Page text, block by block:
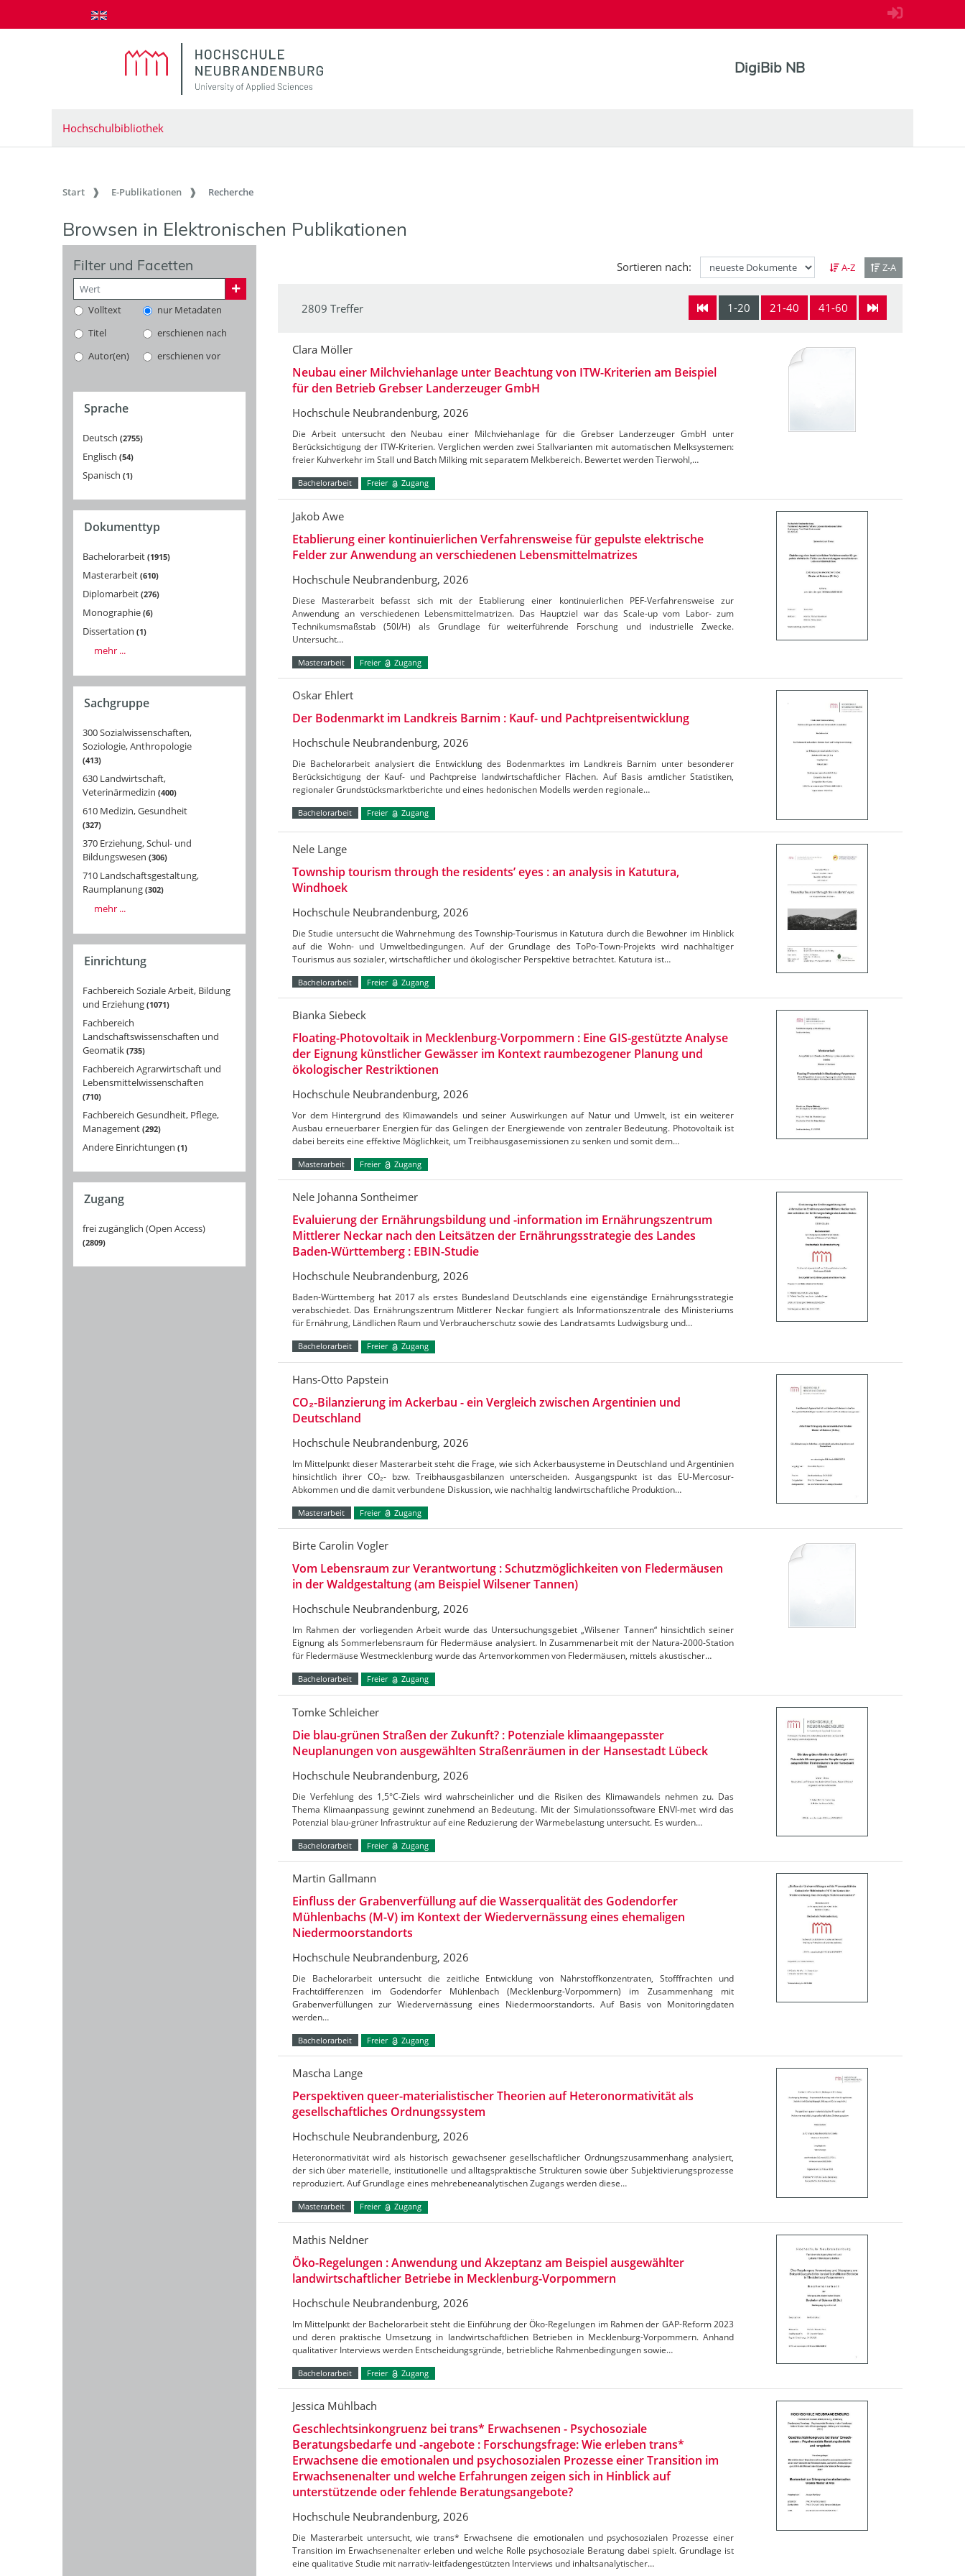
zum Inhalt springen
DigiBib NB
Hochschulbibliothek
Start E-Publikationen Recherche
Browsen in Elektronischen Publikationen
Filter und Facetten
Volltext
nur Metadaten
Titel
erschienen nach
Autor(en)
erschienen vor
Sprache
Deutsch 2755
Englisch 54
Spanisch 1
Dokumenttyp
Bachelorarbeit 1915
Masterarbeit 610
Diplomarbeit 276
Monographie 6
Dissertation 1
mehr ...
Sachgruppe
300 Sozialwissenschaften,
Soziologie, Anthropologie
413
630 Landwirtschaft,
Veterinärmedizin 400
610 Medizin, Gesundheit
327
370 Erziehung, Schul- und
Bildungswesen 306
710 Landschaftsgestaltung,
Raumplanung 302
mehr ...
Einrichtung
Fachbereich Soziale Arbeit, Bildung
und Erziehung 1071
Fachbereich
Landschaftswissenschaften und
Geomatik 735
Fachbereich Agrarwirtschaft und
Lebensmittelwissenschaften
710
Fachbereich Gesundheit, Pflege,
Management 292
Andere Einrichtungen 1
Zugang
frei zugänglich (Open Access)
2809
Sortieren nach: A-Z Z-A
1-20 21-40 41-60
2809 Treffer
Clara Möller
Neubau einer Milchviehanlage unter Beachtung von ITW-Kriterien am Beispiel
für den Betrieb Grebser Landerzeuger GmbH
Hochschule Neubrandenburg, 2026
Die Arbeit untersucht den Neubau einer Milchviehanlage für die Grebser Landerzeuger GmbH unter
Berücksichtigung der ITW-Kriterien. Verglichen werden zwei Stallvarianten mit automatischen Melksystemen:
freier Kuhverkehr im Stall und Batch Milking mit separatem Melkbereich. Bewertet werden Tierwohl,…
Bachelorarbeit Freier Zugang
Jakob Awe
Etablierung einer kontinuierlichen Verfahrensweise für gepulste elektrische
Felder zur Anwendung an verschiedenen Lebensmittelmatrizes
Hochschule Neubrandenburg, 2026
Diese Masterarbeit befasst sich mit der Etablierung einer kontinuierlichen PEF-Verfahrensweise zur
Anwendung an verschiedenen Lebensmittelmatrizen. Das Hauptziel war das Scale-up vom Labor- zum
Technikumsmaßstab (50l/H) als Grundlage für weiterführende Forschung und industrielle Zwecke.
Untersucht…
Masterarbeit Freier Zugang
Oskar Ehlert
Der Bodenmarkt im Landkreis Barnim : Kauf- und Pachtpreisentwicklung
Hochschule Neubrandenburg, 2026
Die Bachelorarbeit analysiert die Entwicklung des Bodenmarktes im Landkreis Barnim unter besonderer
Berücksichtigung der Kauf- und Pachtpreise landwirtschaftlicher Flächen. Auf Basis amtlicher Statistiken,
regionaler Grundstücksmarktberichte und eines hedonischen Modells werden regionale…
Bachelorarbeit Freier Zugang
Nele Lange
Township tourism through the residents’ eyes : an analysis in Katutura,
Windhoek
Hochschule Neubrandenburg, 2026
Die Studie untersucht die Wahrnehmung des Township-Tourismus in Katutura durch die Bewohner im Hinblick
auf die Wohn- und Umweltbedingungen. Auf der Grundlage des ToPo-Town-Projekts wird nachhaltiger
Tourismus aus sozialer, wirtschaftlicher und ökologischer Perspektive betrachtet. Katutura ist…
Bachelorarbeit Freier Zugang
Bianka Siebeck
Floating-Photovoltaik in Mecklenburg-Vorpommern : Eine GIS-gestützte Analyse
der Eignung künstlicher Gewässer im Kontext raumbezogener Planung und
ökologischer Restriktionen
Hochschule Neubrandenburg, 2026
Vor dem Hintergrund des Klimawandels und seiner Auswirkungen auf Natur und Umwelt, ist ein weiterer
Ausbau erneuerbarer Energien für das Gelingen der Energiewende von zentraler Bedeutung. Photovoltaik ist
dabei bereits eine effektive Möglichkeit, um Treibhausgasemissionen zu senken und somit dem…
Masterarbeit Freier Zugang
Nele Johanna Sontheimer
Evaluierung der Ernährungsbildung und -information im Ernährungszentrum
Mittlerer Neckar nach den Leitsätzen der Ernährungsstrategie des Landes
Baden-Württemberg : EBIN-Studie
Hochschule Neubrandenburg, 2026
Baden-Württemberg hat 2017 als erstes Bundesland Deutschlands eine eigenständige Ernährungsstrategie
verabschiedet. Das Ernährungszentrum Mittlerer Neckar fungiert als Informationszentrale des Ministeriums
für Ernährung, Ländlichen Raum und Verbraucherschutz sowie des Landratsamts Ludwigsburg und…
Bachelorarbeit Freier Zugang
Hans-Otto Papstein
CO₂-Bilanzierung im Ackerbau - ein Vergleich zwischen Argentinien und
Deutschland
Hochschule Neubrandenburg, 2026
Im Mittelpunkt dieser Masterarbeit steht die Frage, wie sich Ackerbausysteme in Deutschland und Argentinien
hinsichtlich ihrer CO₂- bzw. Treibhausgasbilanzen unterscheiden. Ausgangspunkt ist das EU-Mercosur-
Abkommen und die damit verbundene Diskussion, wie nachhaltig landwirtschaftliche Produktion…
Masterarbeit Freier Zugang
Birte Carolin Vogler
Vom Lebensraum zur Verantwortung : Schutzmöglichkeiten von Fledermäusen
in der Waldgestaltung (am Beispiel Wilsener Tannen)
Hochschule Neubrandenburg, 2026
Im Rahmen der vorliegenden Arbeit wurde das Untersuchungsgebiet „Wilsener Tannen“ hinsichtlich seiner
Eignung als Sommerlebensraum für Fledermäuse analysiert. In Zusammenarbeit mit der Natura-2000-Station
für Fledermäuse Westmecklenburg wurde das Artenvorkommen von Fledermäusen, mittels akustischer…
Bachelorarbeit Freier Zugang
Tomke Schleicher
Die blau-grünen Straßen der Zukunft? : Potenziale klimaangepasster
Neuplanungen von ausgewählten Straßenräumen in der Hansestadt Lübeck
Hochschule Neubrandenburg, 2026
Die Verfehlung des 1,5°C-Ziels wird wahrscheinlicher und die Risiken des Klimawandels nehmen zu. Das
Thema Klimaanpassung gewinnt zunehmend an Bedeutung. Mit der Simulationssoftware ENVI-met wird das
Potenzial blau-grüner Infrastruktur auf eine Reduzierung der Wärmebelastung untersucht. Es wurden…
Bachelorarbeit Freier Zugang
Martin Gallmann
Einfluss der Grabenverfüllung auf die Wasserqualität des Godendorfer
Mühlenbachs (M-V) im Kontext der Wiedervernässung eines ehemaligen
Niedermoorstandorts
Hochschule Neubrandenburg, 2026
Die Bachelorarbeit untersucht die zeitliche Entwicklung von Nährstoffkonzentraten, Stofffrachten und
Frachtdifferenzen im Godendorfer Mühlenbach (Mecklenburg-Vorpommern) im Zusammenhang mit
Grabenverfüllungen zur Wiedervernässung eines Niedermoorstandorts. Auf Basis von Monitoringdaten
werden…
Bachelorarbeit Freier Zugang
Mascha Lange
Perspektiven queer-materialistischer Theorien auf Heteronormativität als
gesellschaftliches Ordnungssystem
Hochschule Neubrandenburg, 2026
Heteronormativität wird als historisch gewachsener gesellschaftlicher Ordnungszusammenhang analysiert,
der sich über materielle, institutionelle und alltagspraktische Strukturen sowie über Subjektivierungsprozesse
reproduziert. Auf Grundlage eines mehrebeneanalytischen Zugangs werden diese…
Masterarbeit Freier Zugang
Mathis Neldner
Öko-Regelungen : Anwendung und Akzeptanz am Beispiel ausgewählter
landwirtschaftlicher Betriebe in Mecklenburg-Vorpommern
Hochschule Neubrandenburg, 2026
Im Mittelpunkt der Bachelorarbeit steht die Einführung der Öko-Regelungen im Rahmen der GAP-Reform 2023
und deren praktische Umsetzung in landwirtschaftlichen Betrieben in Mecklenburg-Vorpommern. Anhand
qualitativer Interviews werden Entscheidungsgründe, betriebliche Rahmenbedingungen sowie…
Bachelorarbeit Freier Zugang
Jessica Mühlbach
Geschlechtsinkongruenz bei trans* Erwachsenen - Psychosoziale
Beratungsbedarfe und -angebote : Forschungsfrage: Wie erleben trans*
Erwachsene die emotionalen und psychosozialen Prozesse einer Transition im
Erwachsenenalter und welche Erfahrungen zeigen sich in Hinblick auf
unterstützende oder fehlende Beratungsangebote?
Hochschule Neubrandenburg, 2026
Die Masterarbeit untersucht, wie trans* Erwachsene die emotionalen und psychosozialen Prozesse einer
Transition im Erwachsenenalter erleben und welche Rolle psychosoziale Beratung dabei spielt. Grundlage ist
eine qualitative Studie mit narrativ-leitfadengestützten Interviews und inhaltsanalytischer…